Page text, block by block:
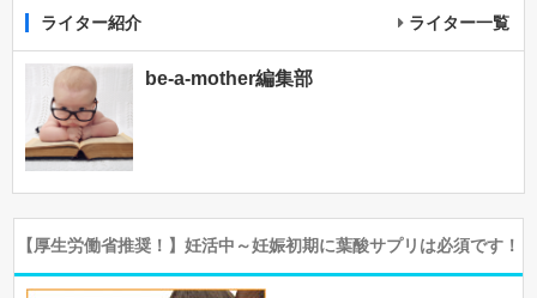
ライター紹介 ライター一覧
be-a-mother編集部
【厚生労働省推奨！】妊活中～妊娠初期に葉酸サプリは必須です！